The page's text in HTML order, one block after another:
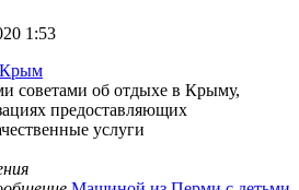
1:53
советами об отдыхе в Крыму,
предоставляющих
услуги